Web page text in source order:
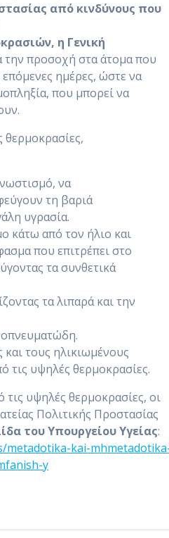
από κινδύνους που
η Γενική
την προσοχή στα άτομα που
επόμενες ημέρες, ώστε να
που μπορεί να
θερμοκρασίες,
να
τη βαριά
υγρασία.
κάτω από τον ήλιο και
που επιτρέπει στο
τα συνθετικά
τα λιπαρά και την
και τους ηλικιωμένους
τις υψηλές θερμοκρασίες.
τις υψηλές θερμοκρασίες, οι
Πολιτικής Προστασίας
του Υπουργείου Υγείας:
metadotika-kai-
y